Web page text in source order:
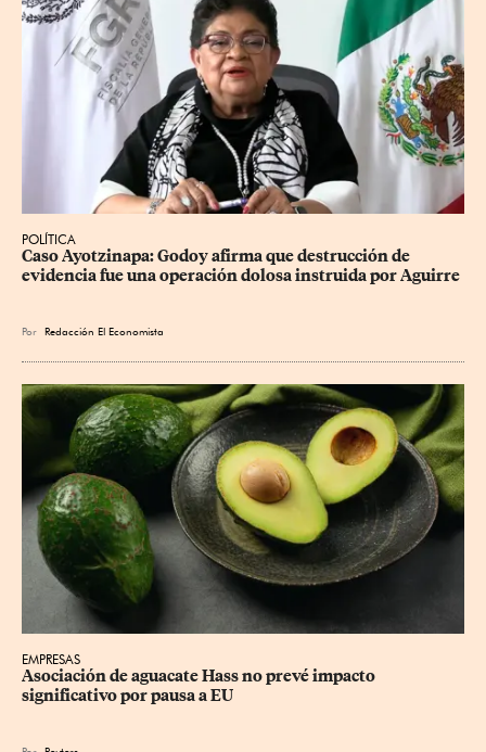
POLÍTICA
Caso Ayotzinapa: Godoy afirma que destrucción de
evidencia fue una operación dolosa instruida por Aguirre
Por Redacción El Economista
EMPRESAS
Asociación de aguacate Hass no prevé impacto
significativo por pausa a EU